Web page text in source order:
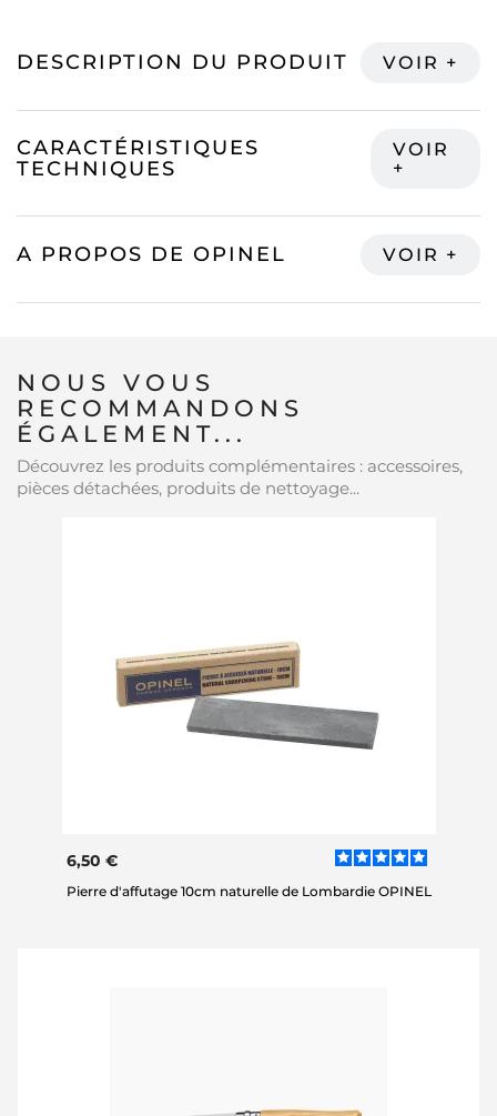
DESCRIPTION DU PRODUIT
CARACTÉRISTIQUES
TECHNIQUES
A PROPOS DE OPINEL
NOUS VOUS
RECOMMANDONS
ÉGALEMENT...
Découvrez les produits complémentaires : accessoires,
pièces détachées, produits de nettoyage...
6,50 €
Pierre d'affutage 10cm naturelle de Lombardie OPINEL